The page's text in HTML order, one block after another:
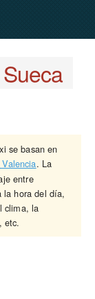
Sueca
se basan en
. La
entre
la hora del día,
clima, la
etc.